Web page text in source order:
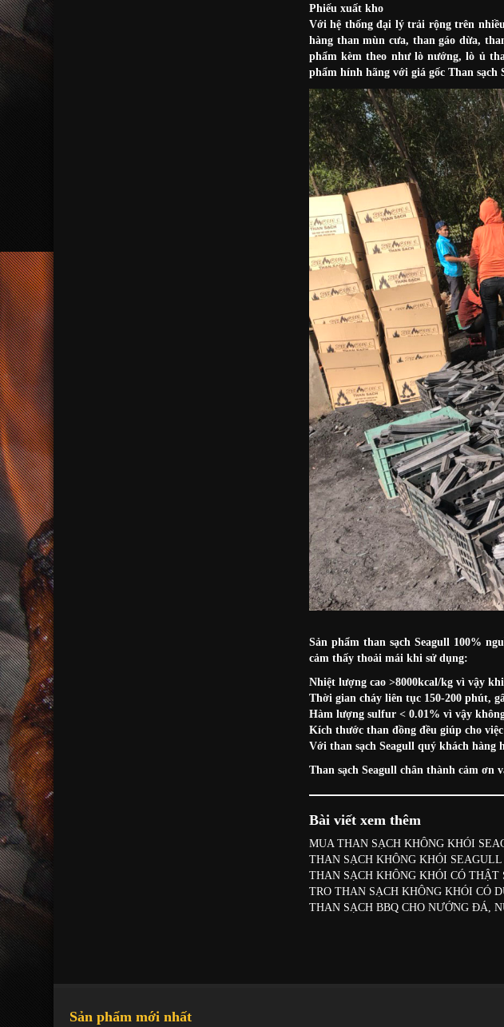
Phiếu xuất kho
Với hệ thống đại lý trải rộng trên
hàng than mùn cưa, than gáo dừa,
phẩm kèm theo như lò nướng, lò ủ
phẩm hính hãng với giá gốc Than
Sản phẩm than sạch Seagull 100%
cảm thấy thoải mái khi sử dụng:
Nhiệt lượng cao >8000kcal/kg vì vậy
Thời gian cháy liên tục 150-200 phút,
Hàm lượng sulfur < 0.01% vì vậy
Kích thước than đồng đều giúp cho
Với than sạch Seagull quý khách
Than sạch Seagull chân thành cảm ơn
Bài viết xem thêm
MUA THAN SẠCH KHÔNG KHÓI
THAN SẠCH KHÔNG KHÓI
THAN SẠCH KHÔNG KHÓI CÓ THẬT
TRO THAN SẠCH KHÔNG KHÓI CÓ
THAN SẠCH BBQ CHO NƯỚNG ĐÁ,
Sản phẩm mới nhất